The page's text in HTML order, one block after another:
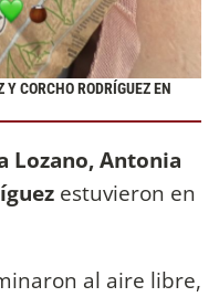
CORCHO RODRÍGUEZ EN
Lozano, Antonia
estuvieron en
al aire libre,